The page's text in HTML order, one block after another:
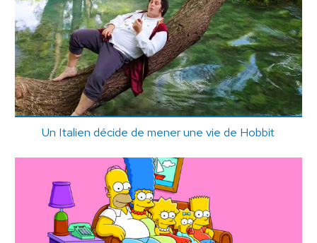
Un Italien décide de mener une vie de Hobbit